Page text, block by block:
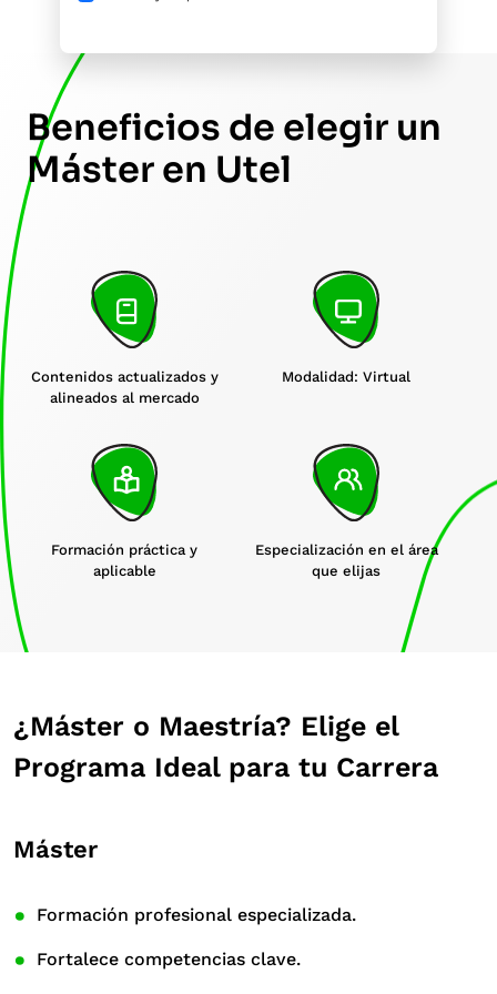
Beneficios de elegir un
Máster en Utel
Contenidos actualizados y
alineados al mercado
Modalidad: Virtual
Formación práctica y
aplicable
Especialización en el área
que elijas
¿Máster o Maestría? Elige el
Programa Ideal para tu Carrera
Máster
Formación profesional especializada.
Fortalece competencias clave.